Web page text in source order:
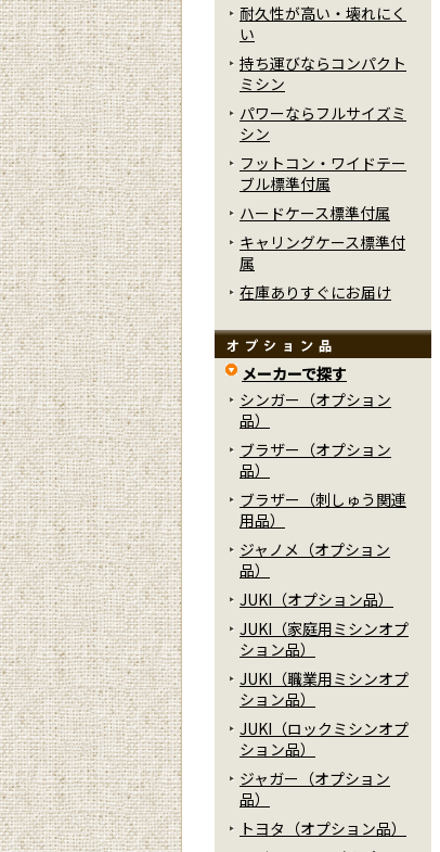
耐久性が高い・壊れにく
い
持ち運びならコンパクト
ミシン
パワーならフルサイズミ
シン
フットコン・ワイドテー
ブル標準付属
ハードケース標準付属
キャリングケース標準付
属
在庫ありすぐにお届け
メーカーで探す
シンガー（オプション
品）
ブラザー（オプション
品）
ブラザー（刺しゅう関連
用品）
ジャノメ（オプション
品）
JUKI（オプション品）
JUKI（家庭用ミシンオプ
ション品）
JUKI（職業用ミシンオプ
ション品）
JUKI（ロックミシンオプ
ション品）
ジャガー（オプション
品）
トヨタ（オプション品）